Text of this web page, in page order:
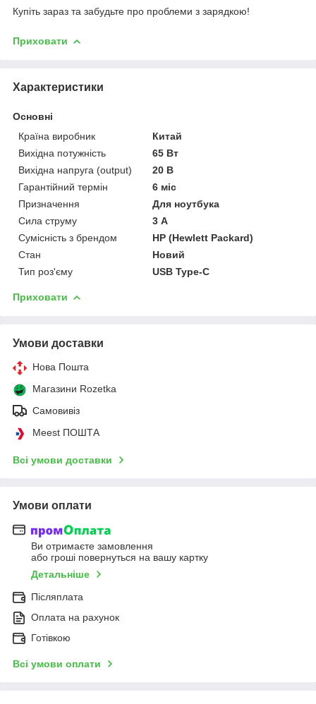
Купіть зараз та забудьте про проблеми з зарядкою!
Приховати
Характеристики
Основні
Країна виробник
Китай
Вихідна потужність
65 Вт
Вихідна напруга (output)
20 В
Гарантійний термін
6 міс
Призначення
Для ноутбука
Сила струму
3 А
Сумісність з брендом
HP (Hewlett Packard)
Стан
Новий
Тип роз'єму
USB Type-C
Приховати
Умови доставки
Нова Пошта
Магазини Rozetka
Самовивіз
Meest ПОШТА
Всі умови доставки
Умови оплати
Ви отримаєте замовлення
або гроші повернуться на вашу картку
Детальніше
Післяплата
Оплата на рахунок
Готівкою
Всі умови оплати